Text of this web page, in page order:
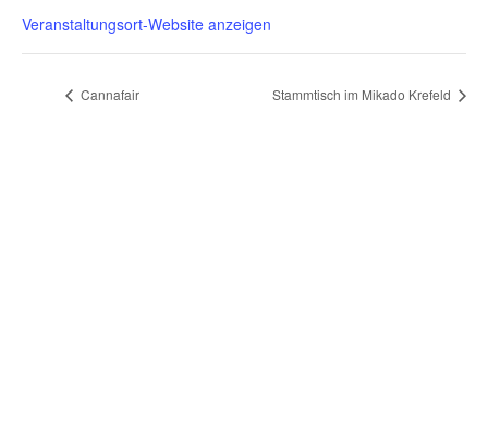
Veranstaltungsort-Website anzeigen
Cannafair Stammtisch im Mikado Krefeld